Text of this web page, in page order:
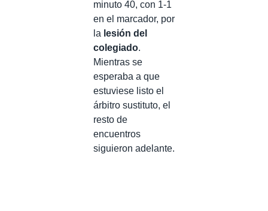
minuto 40, con 1-1
en el marcador, por
la lesión del
colegiado.
Mientras se
esperaba a que
estuviese listo el
árbitro sustituto, el
resto de
encuentros
siguieron adelante.